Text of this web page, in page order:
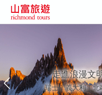
走進浪漫文
瑞士｜義大利｜